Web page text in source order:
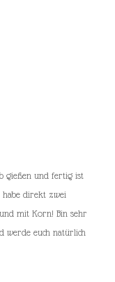
gießen und fertig ist
habe direkt zwei
mit Korn! Bin sehr
werde euch natürlich